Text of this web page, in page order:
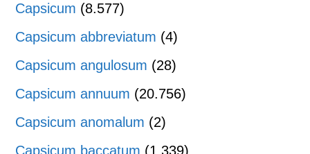
Capsicum (8.577)
Capsicum abbreviatum (4)
Capsicum angulosum (28)
Capsicum annuum (20.756)
Capsicum anomalum (2)
Capsicum baccatum (1.339)